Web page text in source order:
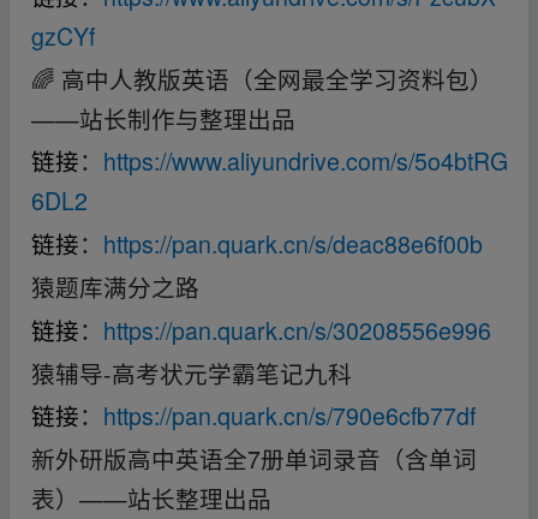
gzCYf
🌈 高中人教版英语（全网最全学习资料包）
——站长制作与整理出品
链接： https://www.aliyundrive.com/s/5o4btRG
6DL2
链接： https://pan.quark.cn/s/deac88e6f00b
猿题库满分之路
链接： https://pan.quark.cn/s/30208556e996
猿辅导-高考状元学霸笔记九科
链接： https://pan.quark.cn/s/790e6cfb77df
新外研版高中英语全7册单词录音（含单词
表）——站长整理出品